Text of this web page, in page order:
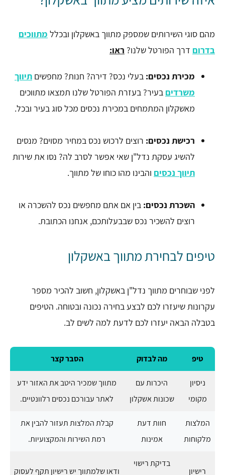
מהם סוגי השירותים שמספק מתווך באשקלון ובכלל מתווכים
בדרום דרך הפורטל שלנו? ראו:
מכירת נכסים: בעלי נכס? דירה? חנות? מחפשים תיווך
משרדים בעיר? בעזרת הפורטל שלנו תמצאו מתווכים
מאשקלון המתמחים במכירת נכסים מכל סוג בעיר ובכל.
רכישת נכסים: רוצים לרכוש נכס במחיר מסוים? מנסים
להשיג עסקת נדל"ן שאי אפשר לסרב לה? נסו את שירות
תיווך נכסים והבינו מהו כוחו של מתווך.
השכרת נכסים: בין אם אתם מחפשים נכס להשכרה או
רוצים להשכיר נכס שבבעלותכם, אנחנו הכתובת.
טיפים לבחירת מתווך באשקלון
לפני שבוחרים מתווך נדל"ן באשקלון, חשוב להכיר מספר
עקרונות שיעזרו לכם לבצע בחירה נכונה ובטוחה. הטיפים
בטבלה הבאה יעזרו לכם לדעת למה לשים לב.
טיפ מה לבדוק הסבר קצר
ניסיון
מקומי
היכרות עם
שכונות אשקלון
מתווך שמכיר היטב את האזור ידע
לאתר עבורכם נכסים רלוונטיים.
המלצות
מלקוחות
חוות דעת
אמינות
קבלת המלצות תעזור להבין את
רמת השירות והמקצועיות.
רישיון
בדיקת רישוי
ודאו שלמתווך יש רישיון תקף לעסוק